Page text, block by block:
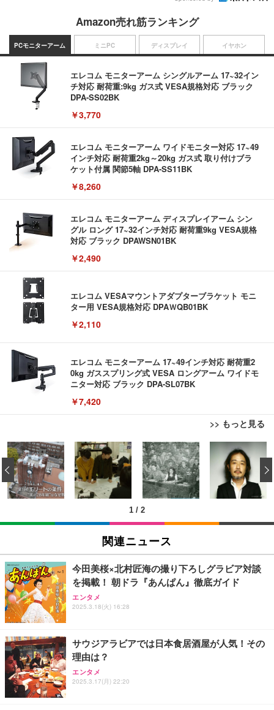
Amazon売れ筋ランキング
PCモニターアーム
エレコム モニターアーム シングルアーム 17~32イン
チ対応 耐荷重:9kg ガス式 VESA規格対応 ブラック
DPA-SS02BK
￥3,770
エレコム モニターアーム ワイドモニター対応 17~49
インチ対応 耐荷重2kg～20kg ガス式 取り付けブラ
ケット付属 関節5軸 DPA-SS11BK
￥8,260
エレコム モニターアーム ディスプレイアーム シン
グル ロング 17~32インチ対応 耐荷重9kg VESA規格
対応 ブラック DPAWSN01BK
￥2,490
エレコム VESAマウントアダプターブラケット モニ
ター用 VESA規格対応 DPAＷQB01BK
￥2,110
エレコム モニターアーム 17~49インチ対応 耐荷重2
0kg ガススプリング式 VESA ロングアーム ワイドモ
ニター対応 ブラック DPA-SL07BK
￥7,420
>> もっと見る
ミニPC
【ミニPC 最強 ゲーミング PC】GMKtec NucBox K
8 PlusミニPCゲーミング AMD R7 8845HS搭載 【R
9 7940HS/8745HS/H255より上位】Radeon 780M | 1
28GB DDR5拡張可能 32GB DDR5+1TB SSD |Oculi
nk・USB4.0×2 | Win11 Pro 5.1GHz | Win11 Pro | 8
￥122,848
【法人向け・5年安定ビジネスに最適】GMKtec ミニ
SSD】8コア16スレッド 最大4.5GHz Win11 Pro 小
型PC 2.5G有線LAN Wi-Fi 6E BT5.2 8K3画面同時出
力 HDMI2.0/DP1.4/USB-C M.2 SSD 16TB拡張対応
コンパクト 静音ミニPC ゲーミングPC
￥86,999
【ミニpc 最新第12世代 N95 省電力 N97より高速】B
MAX ミニpc mini pc N95 4C/4T 15W 最大3.4GHz 1
2GB LPDDR5+512GB SSD 小型PC 8TB拡張M.2_N
ミニパソコン B4Plus
GMKtec ミニPC G11初登場 AMD Ryzen Embedde
d R2514搭載 16GB DDR4＋256GB SSD動作より安
定 最大3.7GHz｜4K×3画面出力・2.5GLAN HDMI 2.
ディスプレイ
EIZO ビジネス向けプレミアムモニター | FlexScan
EV3240X-WT | 31.5型4K UHD・USB Type-C・ホワ
イト
￥105,595
EIZO ビジネス向けプレミアムモニター | FlexScan
￥109,572
【純正品】27"ゲーミングモニター DualSense 充電
フック付き（CFI-ZDM1J）
【整備済み品】Dell E2724HS 27インチ 液晶モニタ
ー フルHD（1920×1080）VA 非光沢 HDMI/DisplayP
ort/VGA スピーカー内蔵 高さ調整 スイベル VESA対
イヤホン
Bluetoothイヤホン ワイヤレスイヤホン IPX7防水
最大60時間再生 2026年最新Bluetooth6.0ブルートゥ
ースイヤホン 全音域HIFI音質低遅延接続瞬時 片耳/
両耳 WEB会議/運動/ゲーム/通学通勤/スポーツ/音楽
用iPhone/Android対応 (002 black)
￥999
Grithope イヤホン タイプC【2026新モデル 耐久
重低音 遅延なし
￥949
Lightning to 3.5mm イヤホンジャック 変換 MFi認
証 【ハイレゾ音質】 内蔵DAC 遅延なし 48ビット/9
6KHz 音量調節対応
【HIFI音質】iphone イヤホンジャック ライトニン
グ イヤホン 変換 MFI認証 4極 内蔵DAC 遅延なし 音
量調節/音楽
1 / 2
‹
関連ニュース
今田美桜×北村匠海の撮り下ろしグラビア対談
を掲載！ 朝ドラ『あんぱん』徹底ガイド
エンタメ
2025.3.18(火) 16:28
サウジアラビアでは日本食居酒屋が人気！その
理由は？
エンタメ
2025.3.17(月) 22:20